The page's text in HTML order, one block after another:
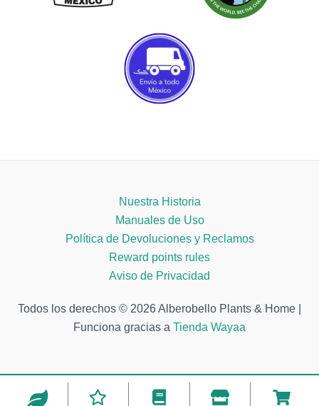
Nuestra Historia
Manuales de Uso
Política de Devoluciones y Reclamos
Reward points rules
Aviso de Privacidad
Todos los derechos © 2026 Alberobello Plants & Home |
Funciona gracias a Tienda Wayaa